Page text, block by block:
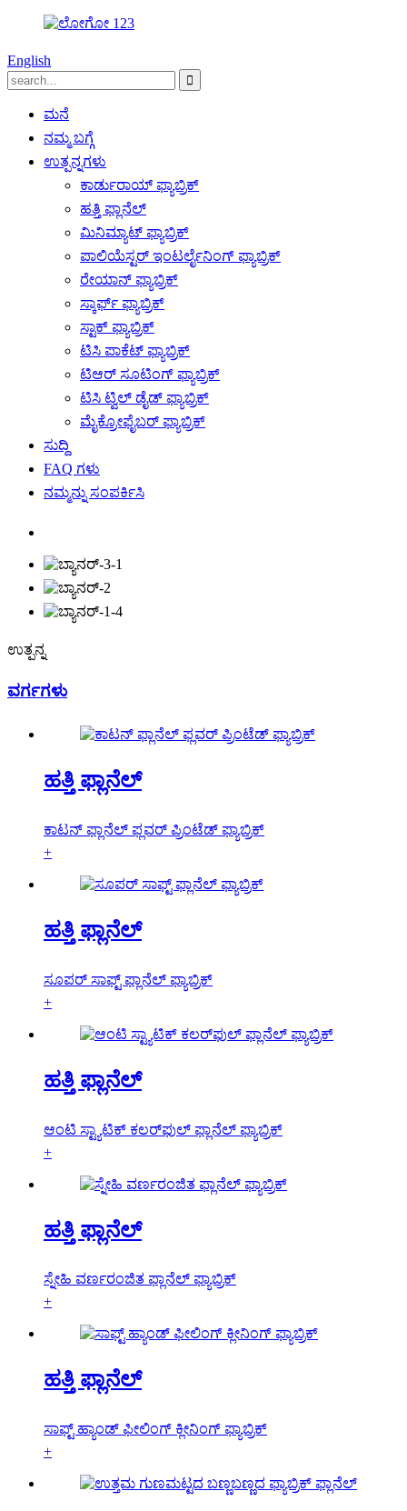
English
ಮನೆ
ನಮ್ಮ ಬಗ್ಗೆ
ಉತ್ಪನ್ನಗಳು
ಕಾರ್ಡುರಾಯ್ ಫ್ಯಾಬ್ರಿಕ್
ಹತ್ತಿ ಫ್ಲಾನೆಲ್
ಮಿನಿಮ್ಯಾಟ್ ಫ್ಯಾಬ್ರಿಕ್
ಪಾಲಿಯೆಸ್ಟರ್ ಇಂಟರ್ಲೈನಿಂಗ್ ಫ್ಯಾಬ್ರಿಕ್
ರೇಯಾನ್ ಫ್ಯಾಬ್ರಿಕ್
ಸ್ಕಾರ್ಫ್ ಫ್ಯಾಬ್ರಿಕ್
ಸ್ಟಾಕ್ ಫ್ಯಾಬ್ರಿಕ್
ಟಿಸಿ ಪಾಕೆಟ್ ಫ್ಯಾಬ್ರಿಕ್
ಟಿಆರ್ ಸೂಟಿಂಗ್ ಫ್ಯಾಬ್ರಿಕ್
ಟಿಸಿ ಟ್ವಿಲ್ ಡೈಡ್ ಫ್ಯಾಬ್ರಿಕ್
ಮೈಕ್ರೋಫೈಬರ್ ಫ್ಯಾಬ್ರಿಕ್
ಸುದ್ದಿ
FAQ ಗಳು
ನಮ್ಮನ್ನು ಸಂಪರ್ಕಿಸಿ
ಉತ್ಪನ್ನ
ವರ್ಗಗಳು
ಹತ್ತಿ ಫ್ಲಾನೆಲ್
ಕಾಟನ್ ಫ್ಲಾನೆಲ್ ಫ್ಲವರ್ ಪ್ರಿಂಟೆಡ್ ಫ್ಯಾಬ್ರಿಕ್
+
ಹತ್ತಿ ಫ್ಲಾನೆಲ್
ಸೂಪರ್ ಸಾಫ್ಟ್ ಫ್ಲಾನೆಲ್ ಫ್ಯಾಬ್ರಿಕ್
+
ಹತ್ತಿ ಫ್ಲಾನೆಲ್
ಆಂಟಿ ಸ್ಟ್ಯಾಟಿಕ್ ಕಲರ್‌ಫುಲ್ ಫ್ಲಾನೆಲ್ ಫ್ಯಾಬ್ರಿಕ್
+
ಹತ್ತಿ ಫ್ಲಾನೆಲ್
ಸ್ನೇಹಿ ವರ್ಣರಂಜಿತ ಫ್ಲಾನೆಲ್ ಫ್ಯಾಬ್ರಿಕ್
+
ಹತ್ತಿ ಫ್ಲಾನೆಲ್
ಸಾಫ್ಟ್ ಹ್ಯಾಂಡ್ ಫೀಲಿಂಗ್ ಕ್ಲೀನಿಂಗ್ ಫ್ಯಾಬ್ರಿಕ್
+